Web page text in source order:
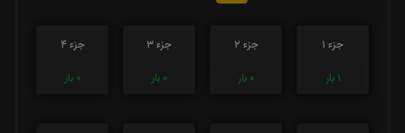
جزء 1
1 بار
جزء 2
0 بار
جزء 3
0 بار
جزء 4
0 بار